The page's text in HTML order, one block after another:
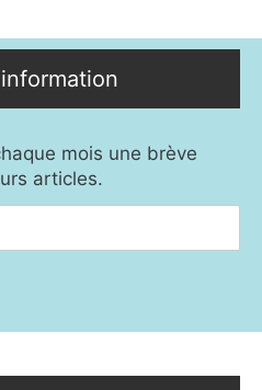
mois une brève
articles.